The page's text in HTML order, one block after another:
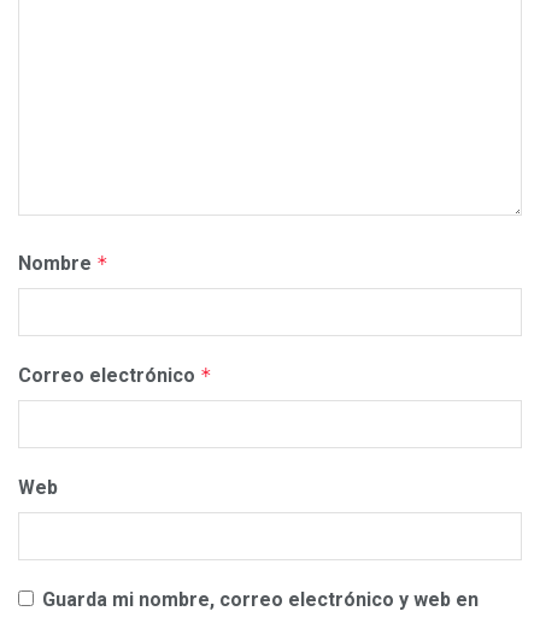
Nombre *
Correo electrónico *
Web
Guarda mi nombre, correo electrónico y web en